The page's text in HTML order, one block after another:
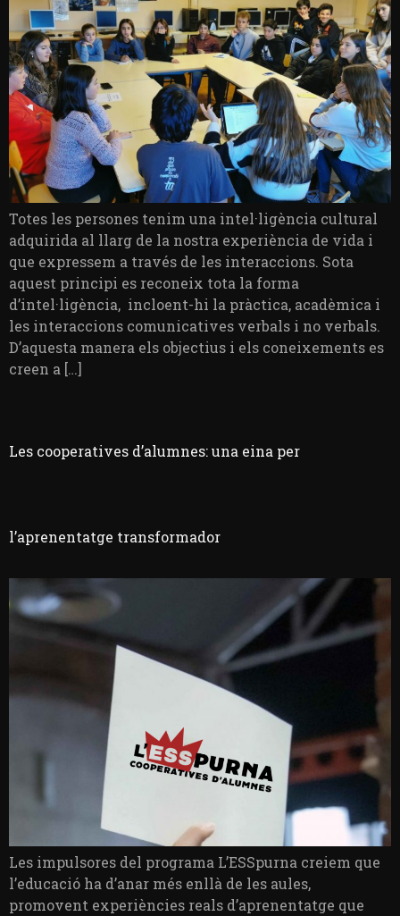
Totes les persones tenim una intel·ligència cultural
adquirida al llarg de la nostra experiència de vida i
que expressem a través de les interaccions. Sota
aquest principi es reconeix tota la forma
d’intel·ligència, incloent-hi la pràctica, acadèmica i
les interaccions comunicatives verbals i no verbals.
D’aquesta manera els objectius i els coneixements es
creen a […]
Les cooperatives d’alumnes: una eina per
l’aprenentatge transformador
Les impulsores del programa L’ESSpurna creiem que
l’educació ha d’anar més enllà de les aules,
promovent experiències reals d’aprenentatge que